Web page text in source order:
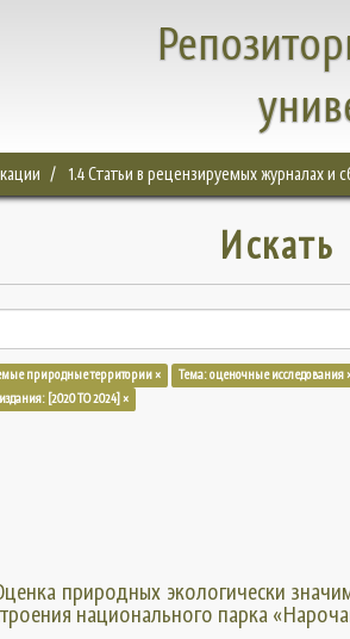
1.4 Статьи в рецензируемых журналах и
Искать
природные территории × Тема: оценочные исследования
[2020 TO 2024] ×
природных экологически
национального парка